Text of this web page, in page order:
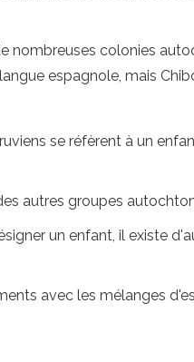
nombreuses colonies
espagnole, mais
se réfèrent à un
autres groupes
un enfant, il existe
avec les mélanges